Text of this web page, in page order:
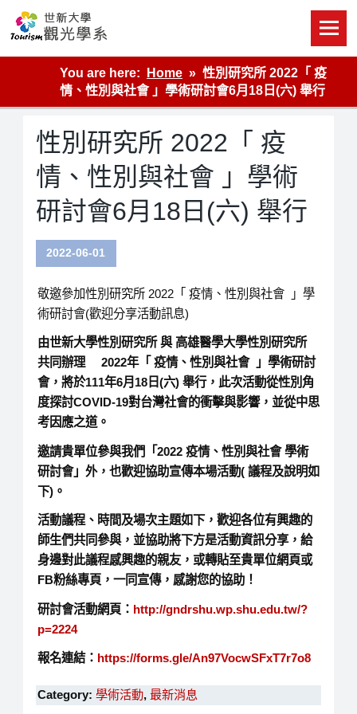
content
世新大學觀光學系網站
You are here:
Home
性別研究所 2022「 疫
情、性別與社會 」學術研討會6月18日(六) 舉行
性別研究所 2022「 疫
情、性別與社會 」學術
研討會6月18日(六) 舉行
2022-06-01
敬邀參加性別研究所 2022「 疫情、性別與社會 」學
術研討會(歡迎分享活動訊息)
由世新大學性別研究所 與 高雄醫學大學性別研究所
共同辦理 2022年「 疫情、性別與社會 」學術研討
會，將於111年6月18日(六) 舉行，此次活動從性別角
度探討COVID-19對台灣社會的衝擊與影響，並從中思
考因應之道。
邀請貴單位參與我們「2022 疫情、性別與社會 學術
研討會」外，也歡迎協助宣傳本場活動( 議程及說明如
下)。
活動議程、時間及場次主題如下，歡迎各位有興趣的
師生們共同參與，並協助將下方是活動資訊分享，給
身邊對此議程感興趣的親友，或轉貼至貴單位網頁或
FB粉絲專頁，一同宣傳，感謝您的協助！
研討會活動網頁： http://gndrshu.wp.shu.edu.tw/?
p=2224
報名連結： https://forms.gle/An97VocwSFxT7r7o8
Category: 學術活動, 最新消息